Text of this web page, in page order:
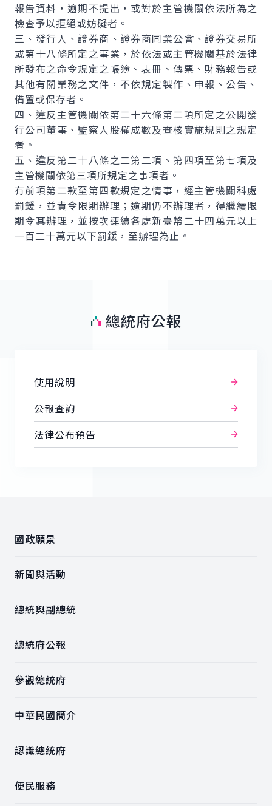
報告資料，逾期不提出，或對於主管機關依法所為之
檢查予以拒絕或妨礙者。
三、發行人、證券商、證券商同業公會、證券交易所
或第十八條所定之事業，於依法或主管機關基於法律
所發布之命令規定之帳簿、表冊、傳票、財務報告或
其他有關業務之文件，不依規定製作、申報、公告、
備置或保存者。
四、違反主管機關依第二十六條第二項所定之公開發
行公司董事、監察人股權成數及查核實施規則之規定
者。
五、違反第二十八條之二第二項、第四項至第七項及
主管機關依第三項所規定之事項者。
有前項第二款至第四款規定之情事，經主管機關科處
罰鍰，並責令限期辦理；逾期仍不辦理者，得繼續限
期令其辦理，並按次連續各處新臺幣二十四萬元以上
一百二十萬元以下罰鍰，至辦理為止。
總統府公報
使用說明
公報查詢
法律公布預告
國政願景
新聞與活動
總統與副總統
總統府公報
參觀總統府
中華民國簡介
認識總統府
便民服務